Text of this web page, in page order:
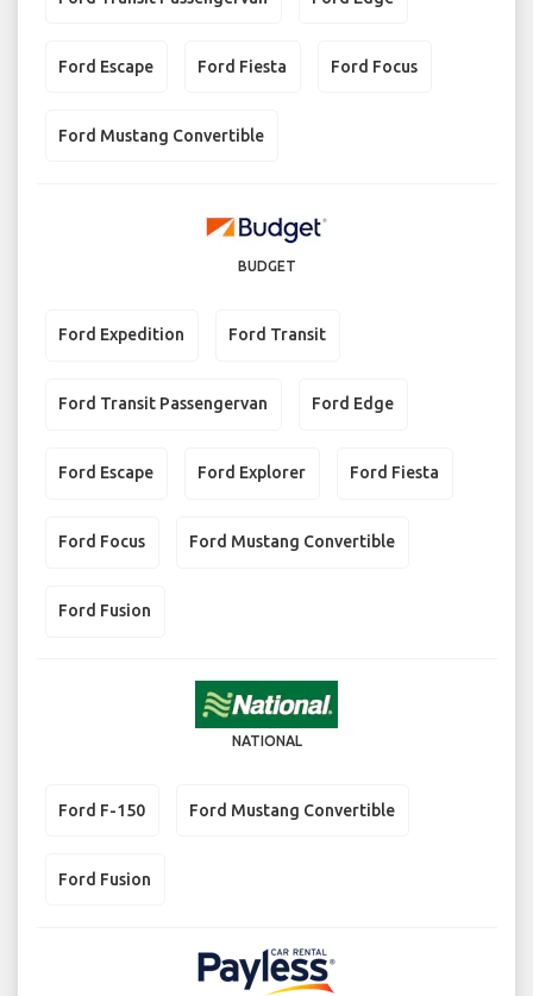
Ford Escape Ford Fiesta Ford Focus
Ford Mustang Convertible
BUDGET
Ford Expedition Ford Transit
Ford Transit Passengervan Ford Edge
Ford Escape Ford Explorer Ford Fiesta
Ford Focus Ford Mustang Convertible
Ford Fusion
NATIONAL
Ford F-150 Ford Mustang Convertible
Ford Fusion